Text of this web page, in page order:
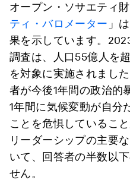
オープン・ソサエティ財
ティ・バロメーター 」
果を示しています。
調査は、人口55億人を
を対象に実施されまし
者が今後1年間の政治的
1年間に気候変動が自分
ことを危惧しているこ
リーダーシップの主要
いて、回答者の半数以
せん。